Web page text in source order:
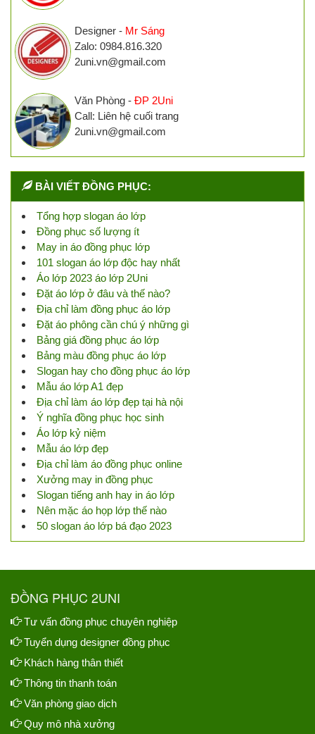
Designer - Mr Sáng
Zalo: 0984.816.320
2uni.vn@gmail.com
Văn Phòng - ĐP 2Uni
Call: Liên hệ cuối trang
2uni.vn@gmail.com
BÀI VIẾT ĐỒNG PHỤC:
Tổng hợp slogan áo lớp
Đồng phục số lượng ít
May in áo đồng phục lớp
101 slogan áo lớp độc hay nhất
Áo lớp 2023 áo lớp 2Uni
Đặt áo lớp ở đâu và thế nào?
Địa chỉ làm đồng phục áo lớp
Đặt áo phông cần chú ý những gì
Bảng giá đồng phục áo lớp
Bảng màu đồng phục áo lớp
Slogan hay cho đồng phục áo lớp
Mẫu áo lớp A1 đẹp
Địa chỉ làm áo lớp đẹp tại hà nội
Ý nghĩa đồng phục học sinh
Áo lớp kỷ niệm
Mẫu áo lớp đẹp
Địa chỉ làm áo đồng phục online
Xưởng may in đồng phục
Slogan tiếng anh hay in áo lớp
Nên mặc áo họp lớp thế nào
50 slogan áo lớp bá đạo 2023
ĐỒNG PHỤC 2UNI
Tư vấn đồng phục chuyên nghiệp
Tuyển dụng designer đồng phục
Khách hàng thân thiết
Thông tin thanh toán
Văn phòng giao dịch
Quy mô nhà xưởng